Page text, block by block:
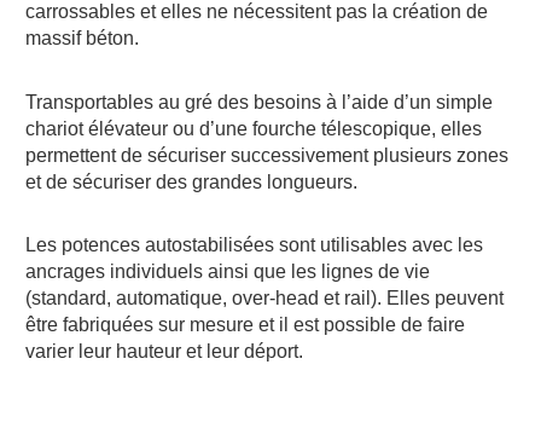
carrossables et elles ne nécessitent pas la création de
massif béton.
Transportables au gré des besoins à l’aide d’un simple
chariot élévateur ou d’une fourche télescopique, elles
permettent de sécuriser successivement plusieurs zones
et de sécuriser des grandes longueurs.
Les potences autostabilisées sont utilisables avec les
ancrages individuels ainsi que les lignes de vie
(standard, automatique, over-head et rail). Elles peuvent
être fabriquées sur mesure et il est possible de faire
varier leur hauteur et leur déport.